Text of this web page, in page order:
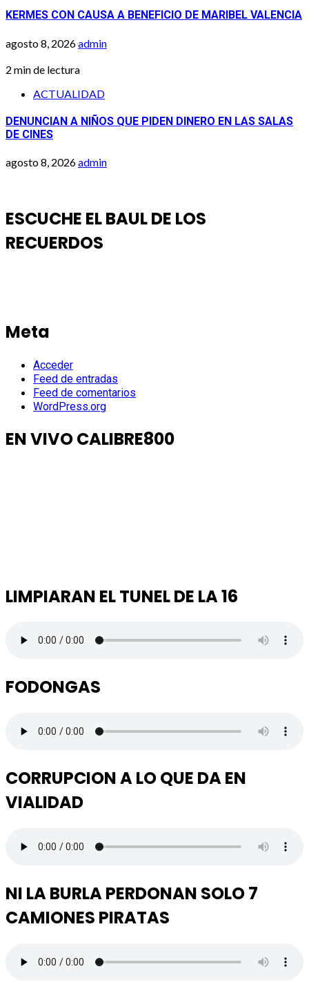
KERMES CON CAUSA A BENEFICIO DE MARIBEL VALENCIA
agosto 8, 2026admin
2 min de lectura
ACTUALIDAD
DENUNCIAN A NIÑOS QUE PIDEN DINERO EN LAS SALAS
DE CINES
agosto 8, 2026admin
ESCUCHE EL BAUL DE LOS
RECUERDOS
Meta
Acceder
Feed de entradas
Feed de comentarios
WordPress.org
EN VIVO CALIBRE800
LIMPIARAN EL TUNEL DE LA 16
FODONGAS
CORRUPCION A LO QUE DA EN
VIALIDAD
NI LA BURLA PERDONAN SOLO 7
CAMIONES PIRATAS